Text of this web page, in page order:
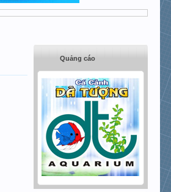
Quảng cáo